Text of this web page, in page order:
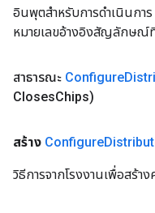
อินพุตสำหรับการดำเนินกา
หมายเลขอ้างอิงสัญลักษ
สาธารณะ Configure
ClosesChips)
สร้าง Configure
วิธีการจากโรงงานเพื่อสร้า